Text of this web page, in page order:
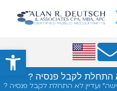
פתח
התחלת לקבל פנסיה ?
ועדיין לא התחלת לקבל פנסיה ?